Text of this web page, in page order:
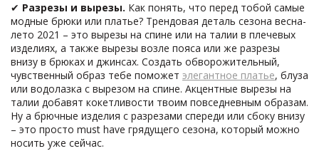
✔ Разрезы и вырезы. Как понять, что перед тобой самые
модные брюки или платье? Трендовая деталь сезона весна-
лето 2021 – это вырезы на спине или на талии в плечевых
изделиях, а также вырезы возле пояса или же разрезы
внизу в брюках и джинсах. Создать обворожительный,
чувственный образ тебе поможет элегантное платье, блуза
или водолазка с вырезом на спине. Акцентные вырезы на
талии добавят кокетливости твоим повседневным образам.
Ну а брючные изделия с разрезами спереди или сбоку внизу
– это просто must have грядущего сезона, который можно
носить уже сейчас.